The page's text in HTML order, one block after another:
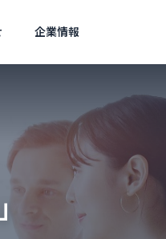
企業情報
アクセス
Access